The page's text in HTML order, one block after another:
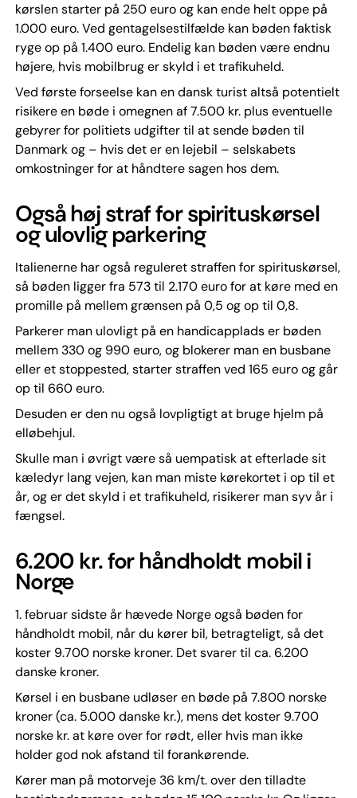
kørslen starter på 250 euro og kan ende helt oppe på
1.000 euro. Ved gentagelsestilfælde kan bøden faktisk
ryge op på 1.400 euro. Endelig kan bøden være endnu
højere, hvis mobilbrug er skyld i et trafikuheld.
Ved første forseelse kan en dansk turist altså potentielt
risikere en bøde i omegnen af 7.500 kr. plus eventuelle
gebyrer for politiets udgifter til at sende bøden til
Danmark og – hvis det er en lejebil – selskabets
omkostninger for at håndtere sagen hos dem.
Også høj straf for spirituskørsel
og ulovlig parkering
Italienerne har også reguleret straffen for spirituskørsel,
så bøden ligger fra 573 til 2.170 euro for at køre med en
promille på mellem grænsen på 0,5 og op til 0,8.
Parkerer man ulovligt på en handicapplads er bøden
mellem 330 og 990 euro, og blokerer man en busbane
eller et stoppested, starter straffen ved 165 euro og går
op til 660 euro.
Desuden er den nu også lovpligtigt at bruge hjelm på
elløbehjul.
Skulle man i øvrigt være så uempatisk at efterlade sit
kæledyr lang vejen, kan man miste kørekortet i op til et
år, og er det skyld i et trafikuheld, risikerer man syv år i
fængsel.
6.200 kr. for håndholdt mobil i
Norge
1. februar sidste år hævede Norge også bøden for
håndholdt mobil, når du kører bil, betragteligt, så det
koster 9.700 norske kroner. Det svarer til ca. 6.200
danske kroner.
Kørsel i en busbane udløser en bøde på 7.800 norske
kroner (ca. 5.000 danske kr.), mens det koster 9.700
norske kr. at køre over for rødt, eller hvis man ikke
holder god nok afstand til forankørende.
Kører man på motorveje 36 km/t. over den tilladte